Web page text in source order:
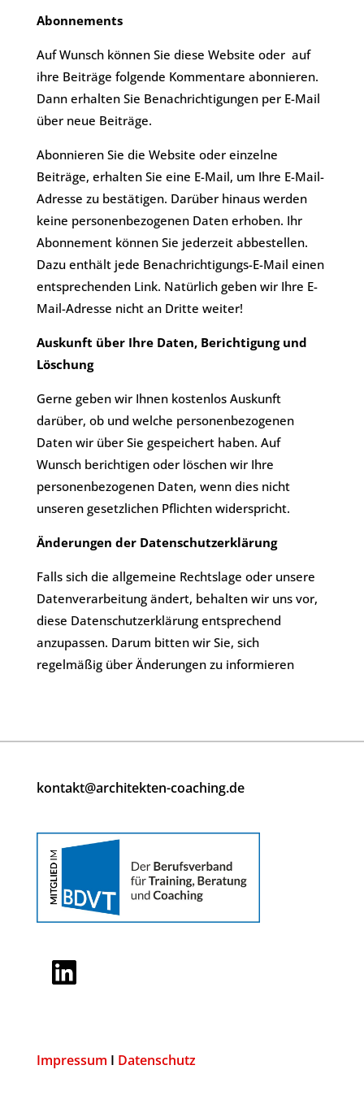
Abonnements
​Auf Wunsch können Sie diese Website oder auf
ihre Beiträge folgende Kommentare abonnieren.
Dann erhalten Sie Benachrichtigungen per E-Mail
über neue Beiträge.
Abonnieren Sie die Website oder einzelne
Beiträge, erhalten Sie eine E-Mail, um Ihre E-Mail-
Adresse zu bestätigen. Darüber hinaus werden
keine personenbezogenen Daten erhoben. Ihr
Abonnement können Sie jederzeit abbestellen.
Dazu enthält jede Benachrichtigungs-E-Mail einen
entsprechenden Link. Natürlich geben wir Ihre E-
Mail-Adresse nicht an Dritte weiter!
Auskunft über Ihre Daten, Berichtigung und
Löschung
​Gerne geben wir Ihnen kostenlos Auskunft
darüber, ob und welche personenbezogenen
Daten wir über Sie gespeichert haben. Auf
Wunsch berichtigen oder löschen wir Ihre
personenbezogenen Daten, wenn dies nicht
unseren gesetzlichen Pflichten widerspricht.
Änderungen der Datenschutzerklärung
​Falls sich die allgemeine Rechtslage oder unsere
Datenverarbeitung ändert, behalten wir uns vor,
diese Datenschutzerklärung entsprechend
anzupassen. Darum bitten wir Sie, sich
regelmäßig über Änderungen zu informieren
kontakt@architekten-coaching.de
LinkedIn
Impressum I Datenschutz